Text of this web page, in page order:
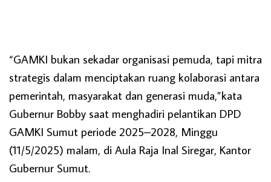
“GAMKI bukan sekadar organisasi pemuda, tapi mitra
strategis dalam menciptakan ruang kolaborasi antara
pemerintah, masyarakat dan generasi muda,”kata
Gubernur Bobby saat menghadiri pelantikan DPD
GAMKI Sumut periode 2025–2028, Minggu
(11/5/2025) malam, di Aula Raja Inal Siregar, Kantor
Gubernur Sumut.